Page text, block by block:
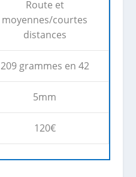
Route et
moyennes/courtes
distances
209 grammes en 42
5mm
120€